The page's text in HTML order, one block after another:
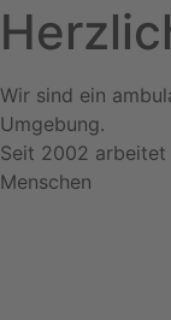
Wir sind ein
Umgebung.
Seit 2002 arbeitet
Menschen